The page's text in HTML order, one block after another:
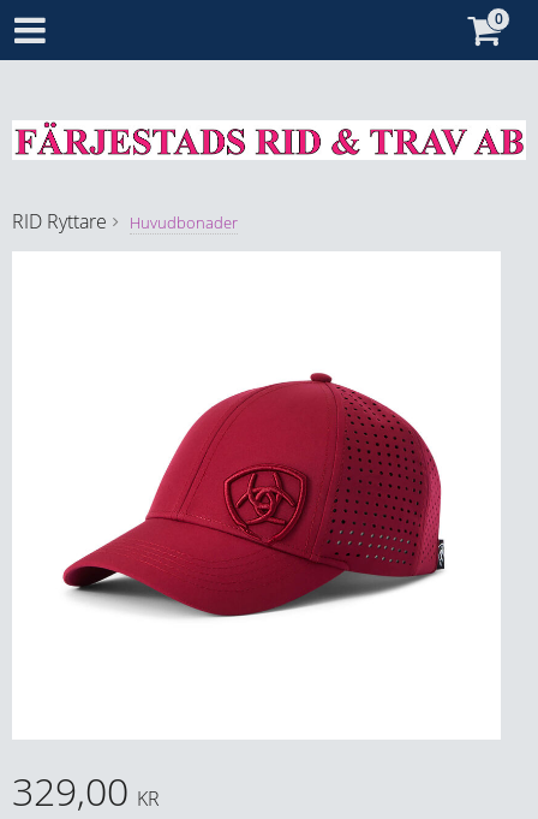
RID Ryttare Huvudbonader
329,00 KR